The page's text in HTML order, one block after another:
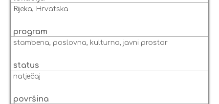
Rijeka, Hrvatska
program
stambena, poslovna, kulturna, javni prostor
status
natječaj
površina